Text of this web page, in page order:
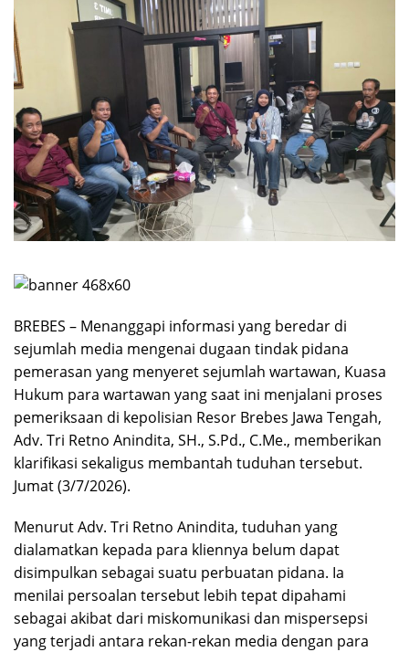
BREBES – Menanggapi informasi yang beredar di
sejumlah media mengenai dugaan tindak pidana
pemerasan yang menyeret sejumlah wartawan, Kuasa
Hukum para wartawan yang saat ini menjalani proses
pemeriksaan di kepolisian Resor Brebes Jawa Tengah,
Adv. Tri Retno Anindita, SH., S.Pd., C.Me., memberikan
klarifikasi sekaligus membantah tuduhan tersebut.
Jumat (3/7/2026).
Menurut Adv. Tri Retno Anindita, tuduhan yang
dialamatkan kepada para kliennya belum dapat
disimpulkan sebagai suatu perbuatan pidana. Ia
menilai persoalan tersebut lebih tepat dipahami
sebagai akibat dari miskomunikasi dan mispersepsi
yang terjadi antara rekan-rekan media dengan para